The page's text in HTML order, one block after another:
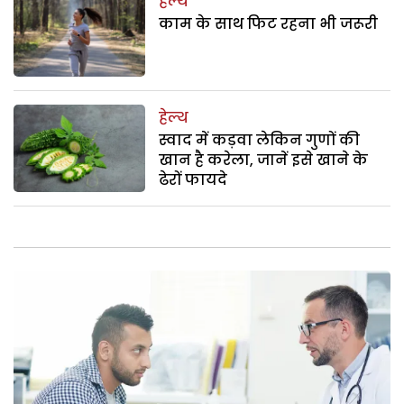
काम के साथ फिट रहना भी जरूरी
हेल्थ
स्वाद में कड़वा लेकिन गुणों की
खान है करेला, जानें इसे खाने के
ढेरों फायदे